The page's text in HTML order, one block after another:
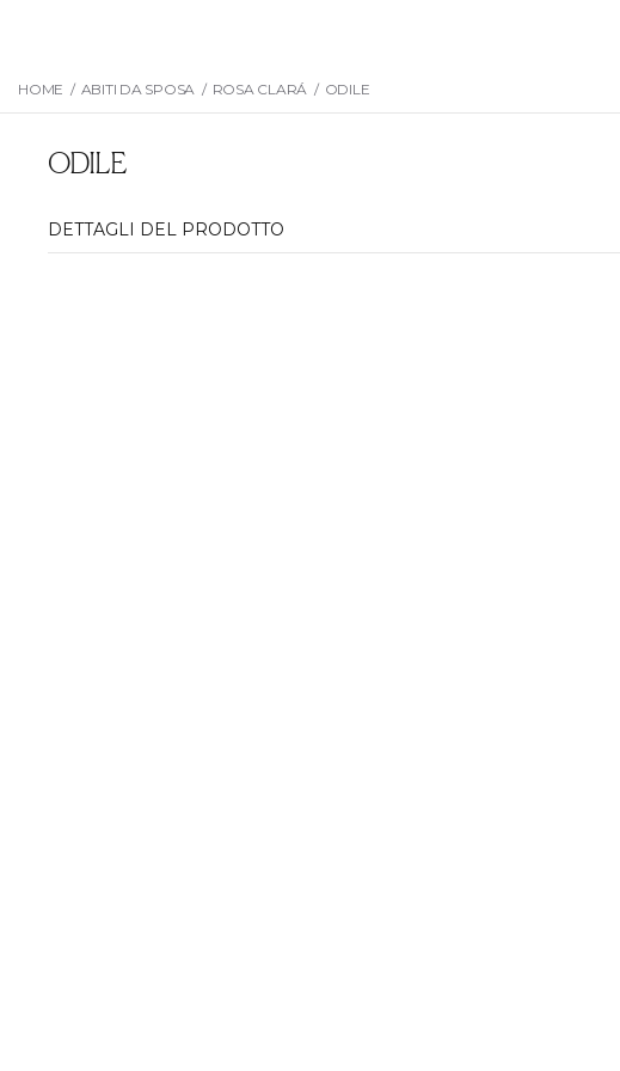
HOME / ABITI DA SPOSA / ROSA CLARÁ / ODILE
ODILE
DETTAGLI DEL PRODOTTO